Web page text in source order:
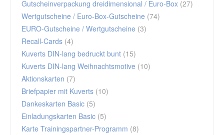
Gutscheinverpackung dreidimensional / Euro-Box (27)
Wertgutscheine / Euro-Box-Gutscheine (74)
EURO-Gutscheine / Wertgutscheine (3)
Recall-Cards (4)
Kuverts DIN-lang bedruckt bunt (15)
Kuverts DIN-lang Weihnachtsmotive (10)
Aktionskarten (7)
Briefpapier mit Kuverts (10)
Dankeskarten Basic (5)
Einladungskarten Basic (5)
Karte Trainingspartner-Programm (8)